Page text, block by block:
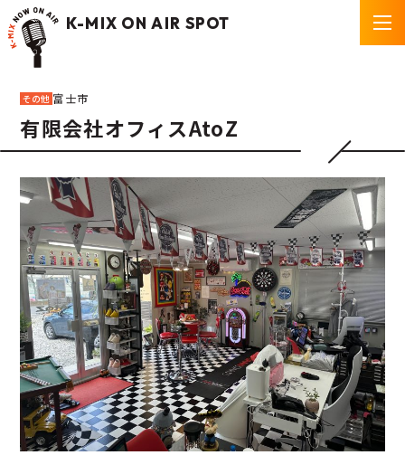
K-MIX ON AIR SPOT
その他 富士市
有限会社オフィスAtoZ